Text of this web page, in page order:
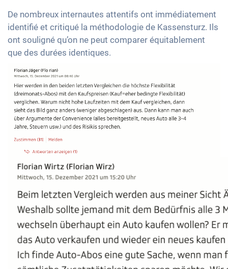
De nombreux internautes attentifs ont immédiatement
identifié et critiqué la méthodologie de Kassensturz. Ils
ont souligné qu’on ne peut comparer équitablement
que des durées identiques.